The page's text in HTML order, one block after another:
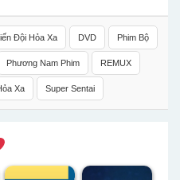
Đội Hỏa Xa DVD Phim Bộ
Phương Nam Phim REMUX
Xa Super Sentai